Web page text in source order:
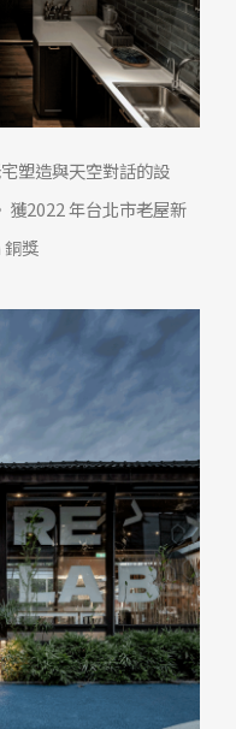
塑造與天空對話的設
獲2022 年台北市老屋新
獎